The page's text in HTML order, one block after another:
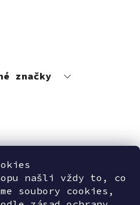
našli vždy to, co
soubory cookies,
značky